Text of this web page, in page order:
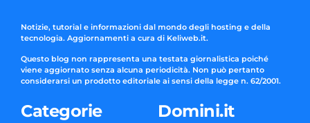
Notizie, tutorial e informazioni dal mondo degli hosting e della
tecnologia. Aggiornamenti a cura di Keliweb.it.
Questo blog non rappresenta una testata giornalistica poiché
viene aggiornato senza alcuna periodicità. Non può pertanto
considerarsi un prodotto editoriale ai sensi della legge n. 62/2001.
Categorie Domini.it